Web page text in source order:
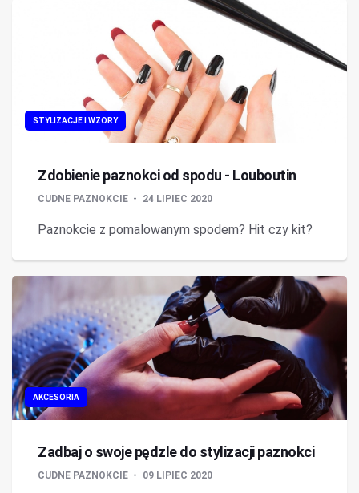
STYLIZACJE I WZORY
Zdobienie paznokci od spodu - Louboutin
CUDNE PAZNOKCIE 24 LIPIEC 2020
Paznokcie z pomalowanym spodem? Hit czy kit?
AKCESORIA
Zadbaj o swoje pędzle do stylizacji paznokci
CUDNE PAZNOKCIE 09 LIPIEC 2020